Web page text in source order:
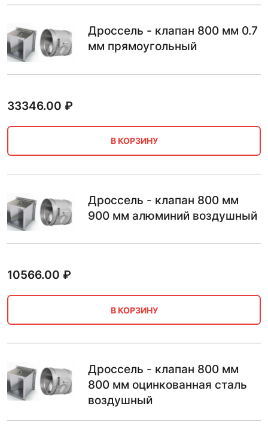
Дроссель - клапан 800 мм 0.7
мм прямоугольный
33346.00 ₽
В КОРЗИНУ
Дроссель - клапан 800 мм
900 мм алюминий воздушный
10566.00 ₽
В КОРЗИНУ
Дроссель - клапан 800 мм
800 мм оцинкованная сталь
воздушный